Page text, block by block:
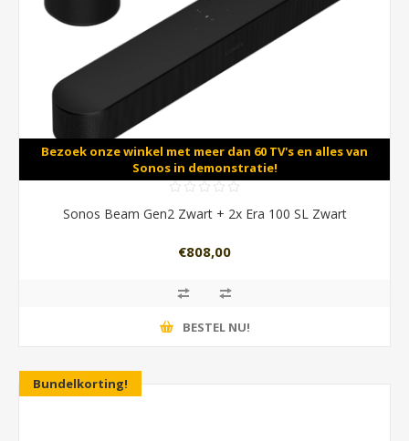
Bezoek onze winkel met meer dan 60 TV's en alles van
Sonos in demonstratie!
Sonos Beam Gen2 Zwart + 2x Era 100 SL Zwart
€808,00
BESTEL NU!
Bundelkorting!